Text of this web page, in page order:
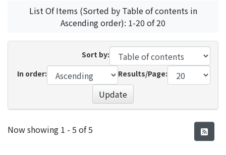
List Of Items (Sorted by Table of contents in
Ascending order): 1-20 of 20
Sort by:
In order:
Results/Page:
Update
Recent Submissions
Now showing 1 - 5 of 5